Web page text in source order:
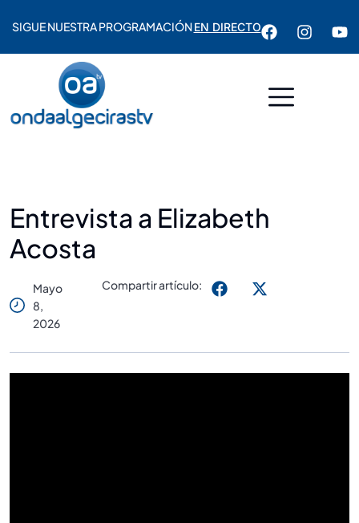
SIGUE NUESTRA PROGRAMACIÓNEN DIRECTO
Entrevista a Elizabeth
Acosta
Mayo
8,
2026
Compartir artículo: